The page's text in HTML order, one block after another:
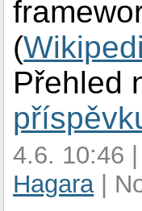
(
Přehled
4.6. 10:46
Hagara|